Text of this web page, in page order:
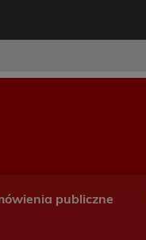
publiczne